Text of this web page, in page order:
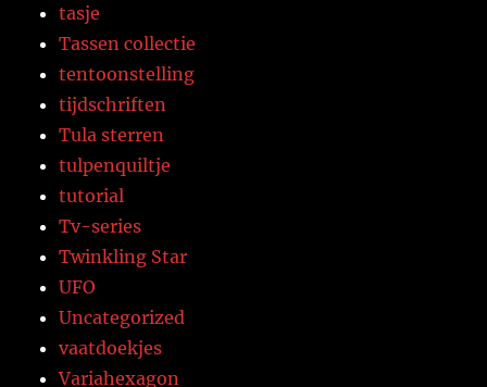
tasje
Tassen collectie
tentoonstelling
tijdschriften
Tula sterren
tulpenquiltje
tutorial
Tv-series
Twinkling Star
UFO
Uncategorized
vaatdoekjes
Variahexagon